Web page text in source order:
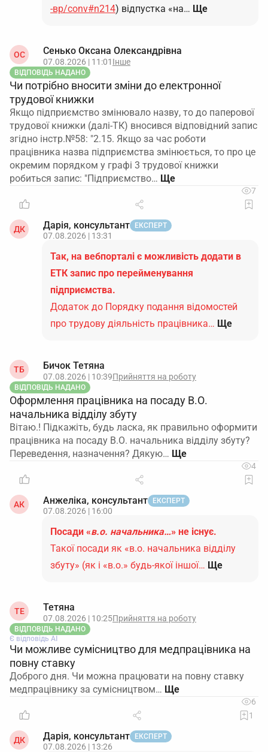
-вр/conv#n214) відпустка «на… Ще
ОС Сенько Оксана Олександрівна
07.08.2026 | 11:01 Інше
ВІДПОВІДЬ НАДАНО
Чи потрібно вносити зміни до електронної
трудової книжки
Якщо підприємство змінювало назву, то до паперової
трудової книжки (далі-ТК) вносився відповідний запис
згідно інстр.№58: "2.15. Якщо за час роботи
працівника назва підприємства змінюється, то про це
окремим порядком у графі 3 трудової книжки
робиться запис: "Підприємство…
7
ДК Дарія, консультант ЕКСПЕРТ
07.08.2026 | 13:31
Так, на вебпорталі є можливість додати в
ЕТК запис про перейменування
підприємства.
Додаток до Порядку подання відомостей
про трудову діяльність працівника… Ще
ТБ Бичок Тетяна
07.08.2026 | 10:39Прийняття на роботу
ВІДПОВІДЬ НАДАНО
Оформлення працівника на посаду В.О.
начальника відділу збуту
Вітаю.! Підкажіть, будь ласка, як правильно оформити
працівника на посаду В.О. начальника відділу збуту?
Переведення, назначення? Дякую…
4
АК Анжеліка, консультант ЕКСПЕРТ
07.08.2026 | 16:00
Посади «в.о. начальника…» не існує.
Такої посади як «в.о. начальника відділу
збуту» (як і «в.о.» будь-якої іншої… Ще
ТЕ Тетяна
07.08.2026 | 10:25Прийняття на роботу
ВІДПОВІДЬ НАДАНО
Є відповідь АІ
Чи можливе сумісництво для медпрацівника на
повну ставку
Доброго дня. Чи можна працювати на повну ставку
медпрацівнику за сумісництвом…
6
1
ДК Дарія, консультант ЕКСПЕРТ
07.08.2026 | 13:26